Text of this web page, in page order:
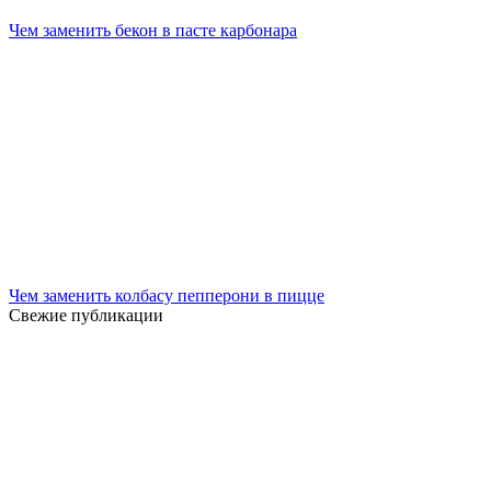
Чем заменить бекон в пасте карбонара
Чем заменить колбасу пепперони в пицце
Свежие публикации